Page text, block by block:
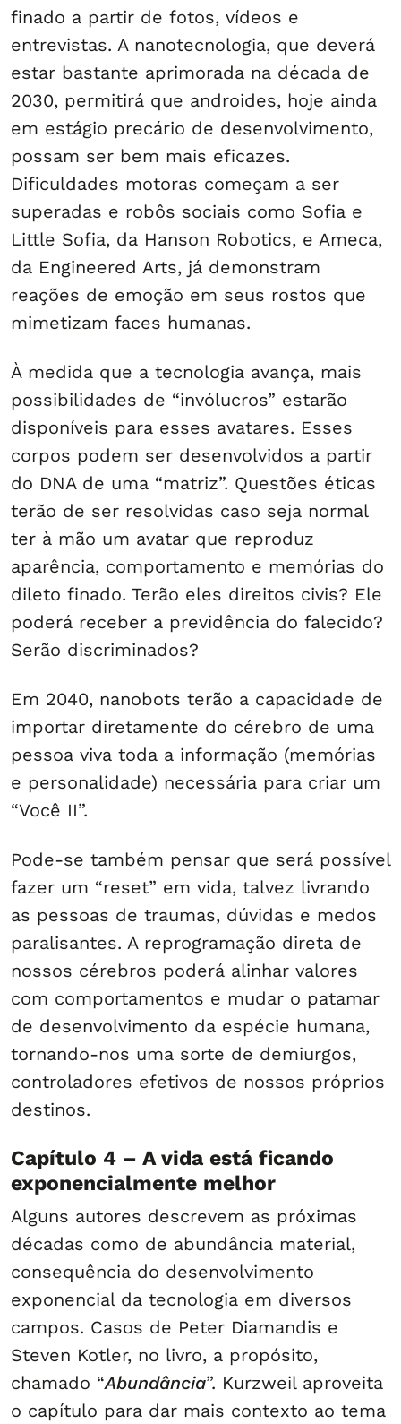
finado a partir de fotos, vídeos e
entrevistas. A nanotecnologia, que deverá
estar bastante aprimorada na década de
2030, permitirá que androides, hoje ainda
em estágio precário de desenvolvimento,
possam ser bem mais eficazes.
Dificuldades motoras começam a ser
superadas e robôs sociais como Sofia e
Little Sofia, da Hanson Robotics, e Ameca,
da Engineered Arts, já demonstram
reações de emoção em seus rostos que
mimetizam faces humanas.
À medida que a tecnologia avança, mais
possibilidades de “invólucros” estarão
disponíveis para esses avatares. Esses
corpos podem ser desenvolvidos a partir
do DNA de uma “matriz”. Questões éticas
terão de ser resolvidas caso seja normal
ter à mão um avatar que reproduz
aparência, comportamento e memórias do
dileto finado. Terão eles direitos civis? Ele
poderá receber a previdência do falecido?
Serão discriminados?
Em 2040, nanobots terão a capacidade de
importar diretamente do cérebro de uma
pessoa viva toda a informação (memórias
e personalidade) necessária para criar um
“Você II”.
Pode-se também pensar que será possível
fazer um “reset” em vida, talvez livrando
as pessoas de traumas, dúvidas e medos
paralisantes. A reprogramação direta de
nossos cérebros poderá alinhar valores
com comportamentos e mudar o patamar
de desenvolvimento da espécie humana,
tornando-nos uma sorte de demiurgos,
controladores efetivos de nossos próprios
destinos.
Capítulo 4 – A vida está ficando
exponencialmente melhor
Alguns autores descrevem as próximas
décadas como de abundância material,
consequência do desenvolvimento
exponencial da tecnologia em diversos
campos. Casos de Peter Diamandis e
Steven Kotler, no livro, a propósito,
chamado “Abundância”. Kurzweil aproveita
o capítulo para dar mais contexto ao tema